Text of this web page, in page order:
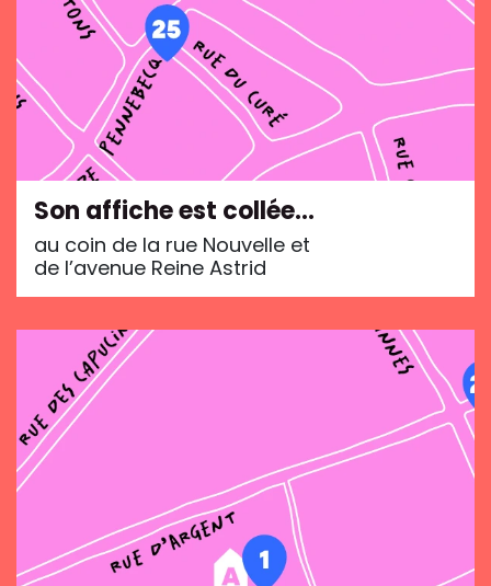
Son affiche est collée…
au coin de la rue Nouvelle et
de l’avenue Reine Astrid